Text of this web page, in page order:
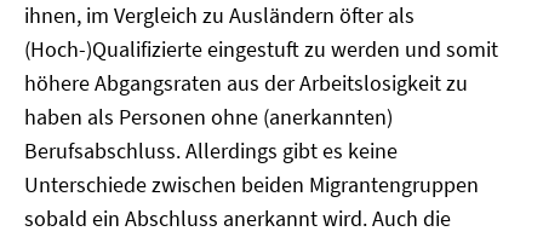
ihnen, im Vergleich zu Ausländern öfter als
(Hoch-)Qualifizierte eingestuft zu werden und somit
höhere Abgangsraten aus der Arbeitslosigkeit zu
haben als Personen ohne (anerkannten)
Berufsabschluss. Allerdings gibt es keine
Unterschiede zwischen beiden Migrantengruppen
sobald ein Abschluss anerkannt wird. Auch die